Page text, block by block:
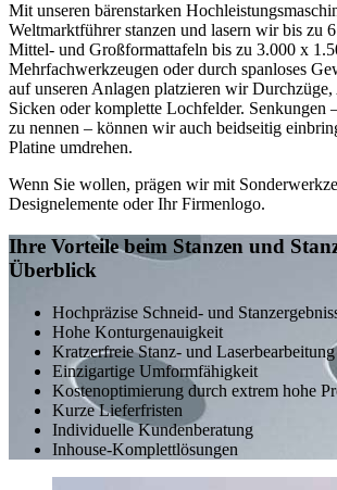
Mit unseren bärenstarken
Weltmarktführer stanzen und lasern wir bis zu
Mittel- und Großformattafeln bis zu 3.000 x
Mehrfachwerkzeugen oder durch spanloses
auf unseren Anlagen platzieren wir
Sicken oder komplette Lochfelder. Senkungen
zu nennen – können wir auch beidseitig
Platine umdrehen.
Wenn Sie wollen, prägen wir mit
Designelemente oder Ihr Firmenlogo.
Ihre Vorteile beim Stanzen und
Überblick
Hochpräzise Schneid- und
Hohe Konturgenauigkeit
Kratzerfreie Stanz- und Laserbearbeitung
Einzigartige Umformfähigkeit
Kostenoptimierung durch extrem hohe
Kurze Lieferfristen
Individuelle Kundenberatung
Inhouse-Komplettlösungen